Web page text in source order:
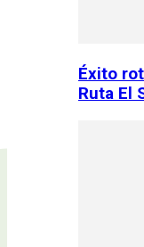
Éxito
Ruta El